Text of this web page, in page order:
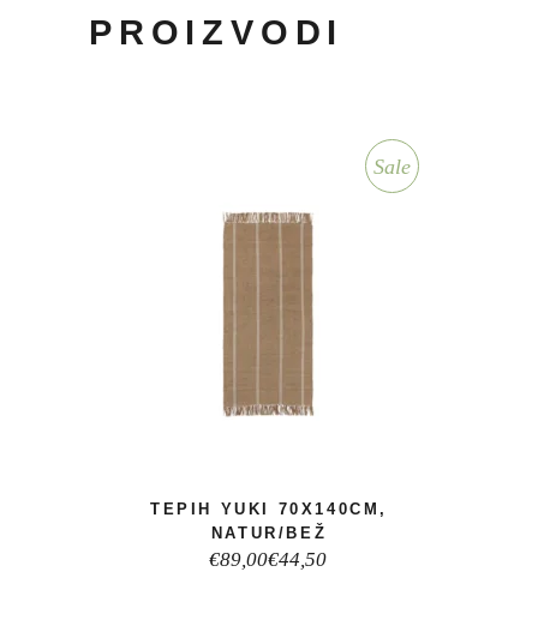
PROIZVODI
Sale
TEPIH YUKI 70X140CM,
NATUR/BEŽ
€89,00Izvorna
€44,50
Trenutna